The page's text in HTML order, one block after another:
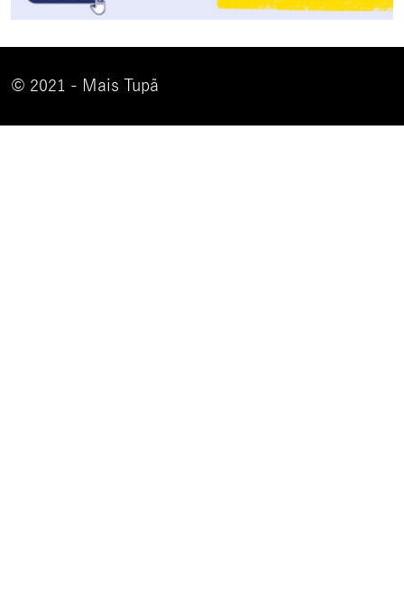
© 2021 - Mais Tupã